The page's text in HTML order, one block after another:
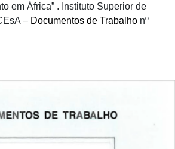
em África” . Instituto Superior de
– Documentos de Trabalho nº